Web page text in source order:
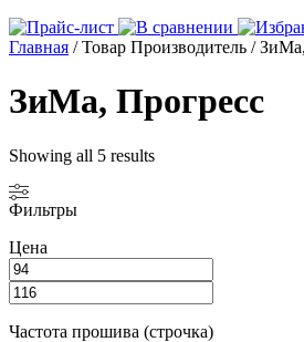
Главная / Товар Производитель /
ЗиМа, Прогресс
Showing all 5 results
Фильтры
Цена
Частота прошива (строчка)